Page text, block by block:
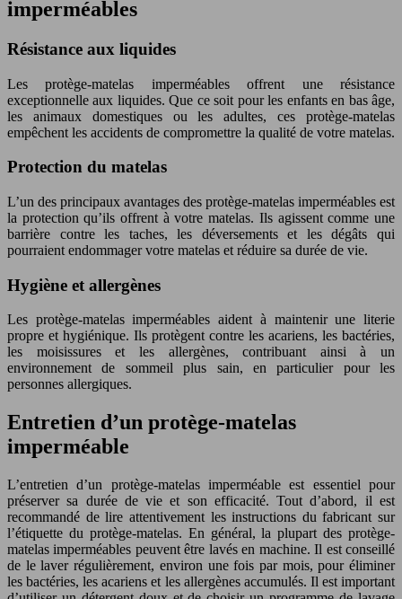
imperméables
Résistance aux liquides
Les protège-matelas imperméables offrent une résistance
exceptionnelle aux liquides. Que ce soit pour les enfants en bas âge,
les animaux domestiques ou les adultes, ces protège-matelas
empêchent les accidents de compromettre la qualité de votre matelas.
Protection du matelas
L’un des principaux avantages des protège-matelas imperméables est
la protection qu’ils offrent à votre matelas. Ils agissent comme une
barrière contre les taches, les déversements et les dégâts qui
pourraient endommager votre matelas et réduire sa durée de vie.
Hygiène et allergènes
Les protège-matelas imperméables aident à maintenir une literie
propre et hygiénique. Ils protègent contre les acariens, les bactéries,
les moisissures et les allergènes, contribuant ainsi à un
environnement de sommeil plus sain, en particulier pour les
personnes allergiques.
Entretien d’un protège-matelas
imperméable
L’entretien d’un protège-matelas imperméable est essentiel pour
préserver sa durée de vie et son efficacité. Tout d’abord, il est
recommandé de lire attentivement les instructions du fabricant sur
l’étiquette du protège-matelas. En général, la plupart des protège-
matelas imperméables peuvent être lavés en machine. Il est conseillé
de le laver régulièrement, environ une fois par mois, pour éliminer
les bactéries, les acariens et les allergènes accumulés. Il est important